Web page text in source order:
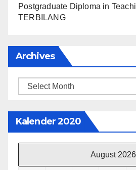
Postgraduate Diploma in
TERBILANG
Archives
Archives
Kalender 2020
August 2026